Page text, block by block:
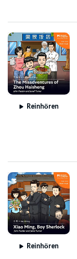
Reinhören
Reinhören